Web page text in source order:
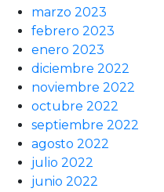
marzo 2023
febrero 2023
enero 2023
diciembre 2022
noviembre 2022
octubre 2022
septiembre 2022
agosto 2022
julio 2022
junio 2022